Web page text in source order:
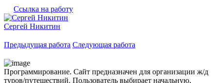
Ссылка на работу
Сергей Никитин
Предыдущая работа Следующая работа
Программирование. Сайт предназначен для организации ж/д
туров/путешествий. Пользователь выбирает начальную,